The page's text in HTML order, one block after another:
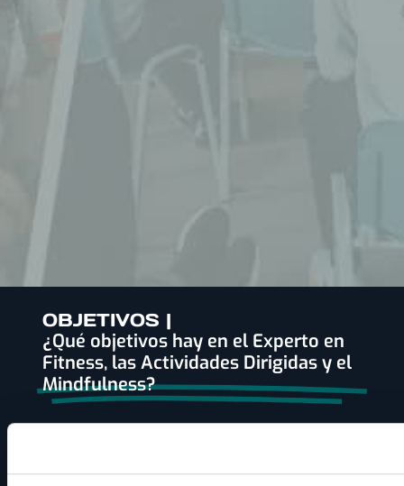
OBJETIVOS |
¿Qué objetivos hay en el Experto en
Fitness, las Actividades Dirigidas y el
Mindfulness?